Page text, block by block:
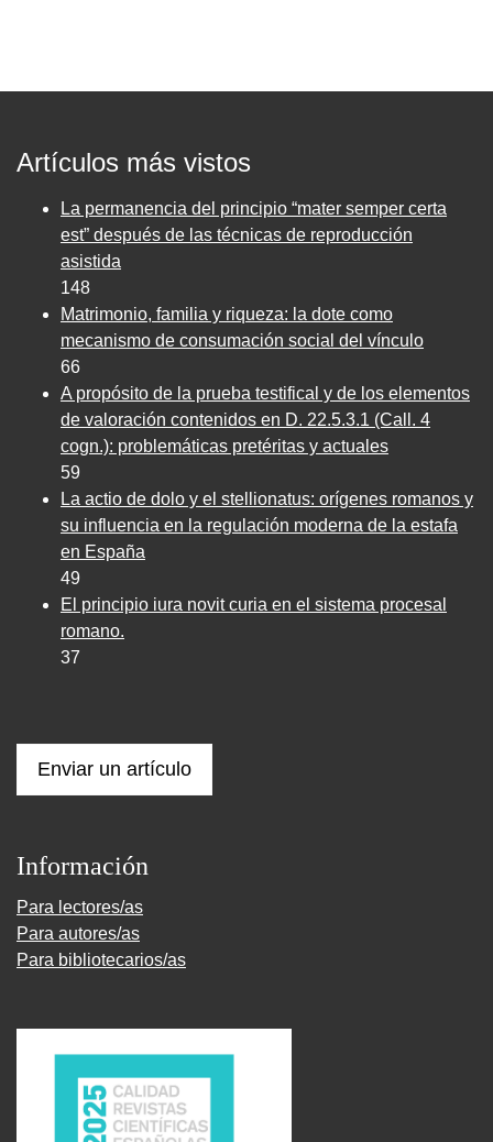
Artículos más vistos
La permanencia del principio “mater semper certa
est” después de las técnicas de reproducción
asistida
148
Matrimonio, familia y riqueza: la dote como
mecanismo de consumación social del vínculo
66
A propósito de la prueba testifical y de los elementos
de valoración contenidos en D. 22.5.3.1 (Call. 4
cogn.): problemáticas pretéritas y actuales
59
La actio de dolo y el stellionatus: orígenes romanos y
su influencia en la regulación moderna de la estafa
en España
49
El principio iura novit curia en el sistema procesal
romano.
37
Enviar un artículo
Información
Para lectores/as
Para autores/as
Para bibliotecarios/as